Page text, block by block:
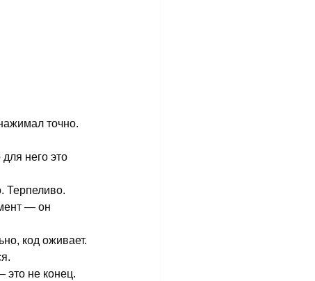
точно.
него это
Терпеливо.
— он
код оживает.
не конец.